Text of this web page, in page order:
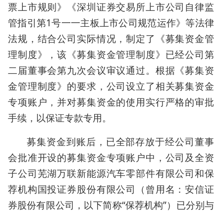
票上市规则》《深圳证券交易所上市公司自律监
管指引第1号一一主板上市公司规范运作》等法律
法规，结合公司实际情况，制定了《募集资金管
理制度》，该《募集资金管理制度》已经公司第
二届董事会第九次会议审议通过。根据《募集资
金管理制度》的要求，公司设立了相关募集资金
专项账户，并对募集资金的使用实行严格的审批
手续，以保证专款专用。
募集资金到账后，已全部存放于经公司董事
会批准开设的募集资金专项账户中，公司及全资
子公司芜湖万联新能源汽车零部件有限公司和保
荐机构国投证券股份有限公司（曾用名：安信证
券股份有限公司，以下简称“保荐机构”）已分别与